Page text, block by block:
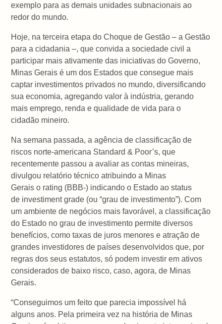
exemplo para as demais unidades subnacionais ao
redor do mundo.
Hoje, na terceira etapa do Choque de Gestão – a Gestão
para a cidadania –, que convida a sociedade civil a
participar mais ativamente das iniciativas do Governo,
Minas Gerais é um dos Estados que consegue mais
captar investimentos privados no mundo, diversificando
sua economia, agregando valor à indústria, gerando
mais emprego, renda e qualidade de vida para o
cidadão mineiro.
Na semana passada, a agência de classificação de
riscos norte-americana Standard & Poor’s, que
recentemente passou a avaliar as contas mineiras,
divulgou relatório técnico atribuindo a Minas
Gerais o rating (BBB-) indicando o Estado ao status
de investiment grade (ou “grau de investimento”). Com
um ambiente de negócios mais favorável, a classificação
do Estado no grau de investimento permite diversos
benefícios, como taxas de juros menores e atração de
grandes investidores de países desenvolvidos que, por
regras dos seus estatutos, só podem investir em ativos
considerados de baixo risco, caso, agora, de Minas
Gerais.
“Conseguimos um feito que parecia impossível há
alguns anos. Pela primeira vez na história de Minas